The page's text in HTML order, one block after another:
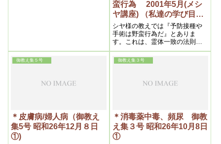
蛮行為 2001年5月(メシ
ヤ講座) （私達の学び目か
らウロコの内容より）
シヤ様の教えでは『予防接種や
手術は野蛮行為だ』とありま
す。これは、霊体一致の法則に
より、「異物を入れると血が汚
れ、血が汚れると霊が穢れる」
ということです。また「肉体の
も切除されてしまい来世の生活
御教え集５号
＊皮膚病/婦人病（御教え
集5号 昭和26年12月８日
①)
御教え集３号
＊消毒薬中毒、頻尿 御教
え集３号 昭和26年10月8日
①